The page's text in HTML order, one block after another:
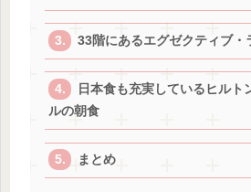
33階にあるエグゼクティブ・
日本食も充実しているヒルト
ルの朝食
まとめ